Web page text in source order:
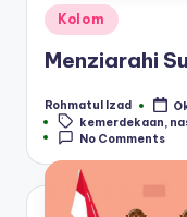
Posted
in
Kolom
Menziarahi
Posted
by
Rohmatul Izad
Tags:kemerdekaan,
No Comments